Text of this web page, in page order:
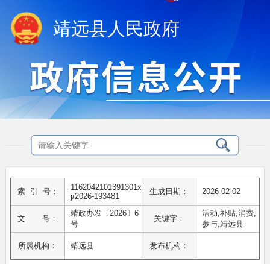
靖远县人民政府
索 引 号：
1162042101391301x
j/2026-193481
生成日期： 2026-02-02
文 号：
靖政办发〔2026〕6
号
关键字：
活动,补贴,消费,
参与,靖远县
所属机构： 靖远县 发布机构：